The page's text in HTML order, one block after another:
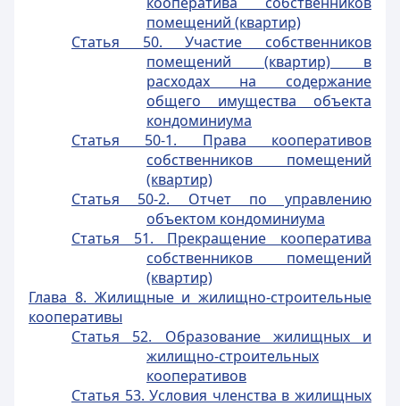
помещений (квартир)
Статья 50. Участие собственников
помещений (квартир) в
расходах на содержание
общего имущества объекта
кондоминиума
Статья 50-1. Права кооперативов
собственников помещений
(квартир)
Статья 50-2. Отчет по управлению
объектом кондоминиума
Статья 51. Прекращение кооператива
собственников помещений
(квартир)
Глава 8. Жилищные и жилищно-строительные
кооперативы
Статья 52. Образование жилищных и
жилищно-строительных
кооперативов
Статья 53. Условия членства в жилищных